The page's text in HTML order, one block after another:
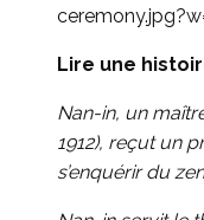
Lire une
Nan-in, un
1912), reçut un
s’enquérir du